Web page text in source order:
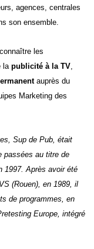
agences, centrales
son ensemble.
les
lapublicité à la TV,
auprès du
Marketing des
Sup de Pub, était
passées au titre de
1997. Après avoir été
(Rouen), en 1989, il
de programmes, en
Europe, intégré